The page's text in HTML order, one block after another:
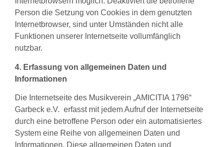
Person die Setzung von Cookies in dem genutzten
Internetbrowser, sind unter Umständen nicht alle
Funktionen unserer Internetseite vollumfänglich
nutzbar.
4. Erfassung von allgemeinen Daten und
Informationen
Die Internetseite des Musikverein „AMICITIA 1796“
Garbeck e.V. erfasst mit jedem Aufruf der Internetseite
durch eine betroffene Person oder ein automatisiertes
System eine Reihe von allgemeinen Daten und
Informationen. Diese allgemeinen Daten und